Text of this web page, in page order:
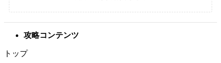
攻略コンテンツ
トップ